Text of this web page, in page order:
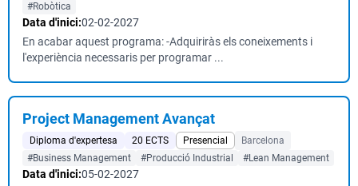
#Robòtica
Data d'inici:02-02-2027
En acabar aquest programa: -Adquiriràs els coneixements i
l'experiència necessaris per programar ...
Project Management Avançat
Diploma d'expertesa 20 ECTS Presencial
Barcelona
#Business Management
#Producció Industrial #Lean Management
Data d'inici:05-02-2027